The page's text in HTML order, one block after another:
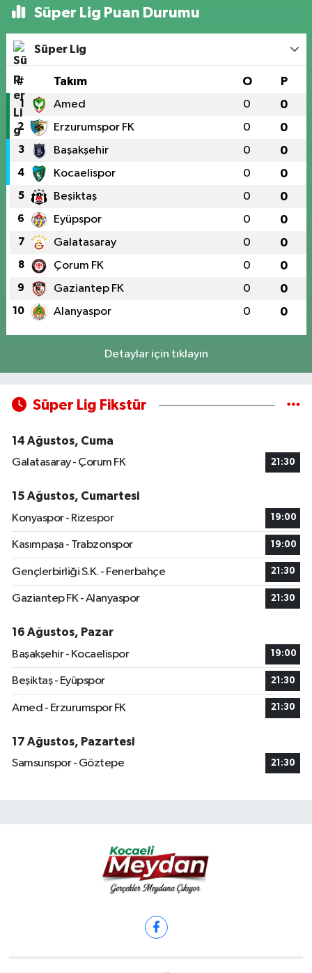
Süper Lig Puan Durumu
Süper Lig
# Takım O P
1 Amed 0 0
2 Erzurumspor FK 0 0
3 Başakşehir 0 0
4 Kocaelispor 0 0
5 Beşiktaş 0 0
6 Eyüpspor 0 0
7 Galatasaray 0 0
8 Çorum FK 0 0
9 Gaziantep FK 0 0
10 Alanyaspor 0 0
Detaylar için tıklayın
Süper Lig Fikstür
14 Ağustos, Cuma
Galatasaray - Çorum FK
21:30
15 Ağustos, Cumartesi
Konyaspor - Rizespor
19:00
Kasımpaşa - Trabzonspor 19:00
Gençlerbirliği S.K. - Fenerbahçe 21:30
Gaziantep FK - Alanyaspor 21:30
16 Ağustos, Pazar
Başakşehir - Kocaelispor
19:00
Beşiktaş - Eyüpspor 21:30
Amed - Erzurumspor FK 21:30
17 Ağustos, Pazartesi
Samsunspor - Göztepe
21:30